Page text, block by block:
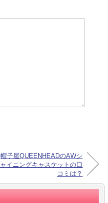
帽子屋QUEENHEADのAWシ
ャイニングキャスケットの口
コミは？